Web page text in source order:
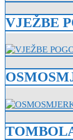
VJEŽBE